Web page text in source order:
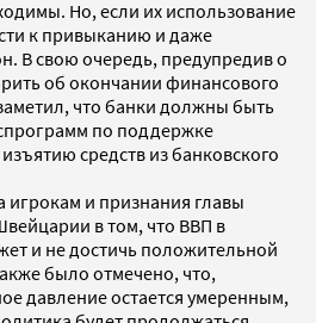
Но, если их использование
к привыканию и даже
В свою очередь, предупредив о
об окончании финансового
что банки должны быть
по поддержке
средств из банковского
и признания главы
в том, что ВВП в
и не достичь положительной
было отмечено, что,
давление остается умеренным,